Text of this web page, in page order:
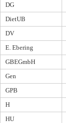
DG
DietUB
DV
E. Ebering
GBEGmbH
Gen
GPB
H
HU